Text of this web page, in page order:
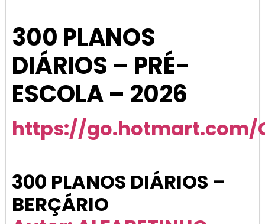
300 PLANOS
DIÁRIOS – PRÉ-
ESCOLA – 2026
https://go.hotmart.com/
300 PLANOS DIÁRIOS –
BERÇÁRIO